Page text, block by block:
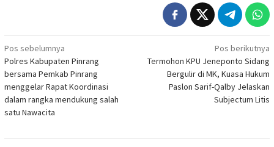
Navigasi
pos
Pos sebelumnya
Polres Kabupaten Pinrang
bersama Pemkab Pinrang
menggelar Rapat Koordinasi
dalam rangka mendukung salah
satu Nawacita
Pos berikutnya
Termohon KPU Jeneponto Sidang
Bergulir di MK, Kuasa Hukum
Paslon Sarif-Qalby Jelaskan
Subjectum Litis